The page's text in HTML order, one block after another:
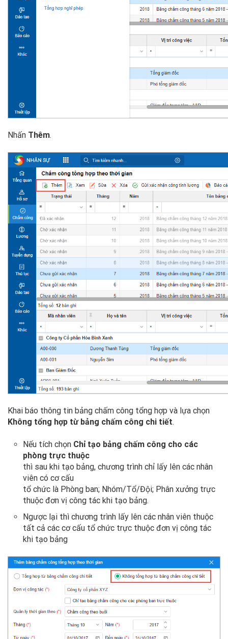
Nhấn Thêm.
Khai báo thông tin bảng chấm công tổng hợp và lựa chọn
Không tổng hợp từ bảng chấm công chi tiết.
Nếu tích chọn Chỉ tạo bảng chấm công cho các
phòng trực thuộc
thì sau khi tạo bảng, chương trình chỉ lấy lên các nhân
viên có cơ cấu
tổ chức là Phòng ban; Nhóm/Tổ/Đội; Phân xưởng trực
thuộc đơn vị công tác khi tạo bảng.
Ngược lại thì chương trình lấy lên các nhân viên thuộc
tất cả các cơ cấu tổ chức trực thuộc đơn vị công tác
khi tạo bảng